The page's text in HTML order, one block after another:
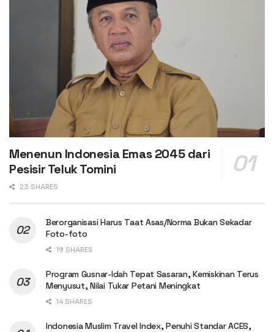
Menenun Indonesia Emas 2045 dari
Pesisir Teluk Tomini
23 SHARES
Berorganisasi Harus Taat Asas/Norma Bukan Sekadar
Foto-foto
19 SHARES
Program Gusnar-Idah Tepat Sasaran, Kemiskinan Terus
Menyusut, Nilai Tukar Petani Meningkat
14 SHARES
Indonesia Muslim Travel Index, Penuhi Standar ACES,